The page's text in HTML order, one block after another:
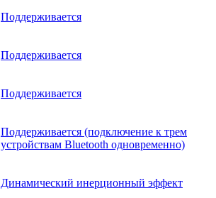
Поддерживается
Поддерживается
Поддерживается
Поддерживается (подключение к трем
устройствам Bluetooth одновременно)
Динамический инерционный эффект